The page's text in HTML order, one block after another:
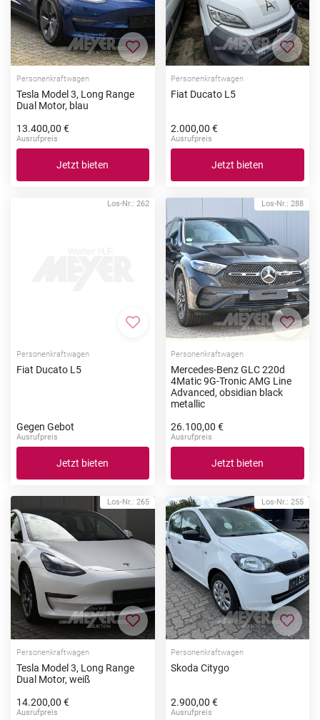
Zur Merkliste hinzufügen
Personenkraftwagen
Tesla Model 3, Long Range
Dual Motor, blau
13.400,00 €
Ausrufpreis
Jetzt bieten
Zur
Personenkraftwagen
Fiat Ducato L5
2.000,00 €
Ausrufpreis
Jetzt bieten
Los-Nr.: 262
Zur Merkliste hinzufügen
Personenkraftwagen
Fiat Ducato L5
Gegen Gebot
Ausrufpreis
Jetzt bieten
Los-Nr.: 288
Zur
Personenkraftwagen
Mercedes-Benz GLC 220d
4Matic 9G-Tronic AMG Line
Advanced, obsidian black
metallic
26.100,00 €
Ausrufpreis
Jetzt bieten
Los-Nr.: 265
Zur Merkliste hinzufügen
Personenkraftwagen
Tesla Model 3, Long Range
Dual Motor, weiß
14.200,00 €
Ausrufpreis
Los-Nr.: 255
Zur
Personenkraftwagen
Skoda Citygo
2.900,00 €
Ausrufpreis